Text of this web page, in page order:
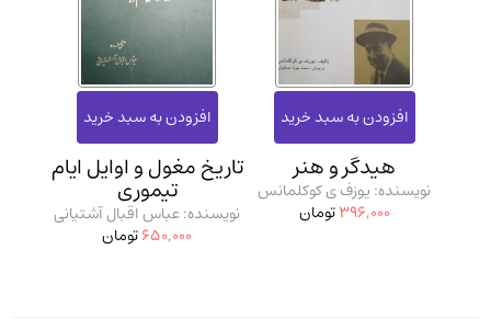
هیدگر و هنر
نویسنده: یوزف ی کوکلمانس
396,000تومان
تاریخ مغول و اوایل ایام
تیموری
نویسنده: عباس اقبال آشتیانی
650,000تومان